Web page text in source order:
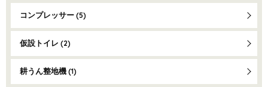
コンプレッサー (5)
仮設トイレ (2)
耕うん整地機 (1)